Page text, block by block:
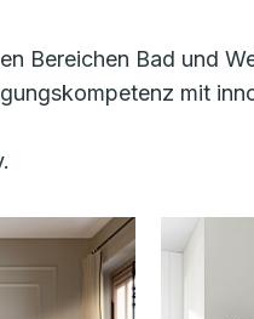
Bereichen Bad und
mit